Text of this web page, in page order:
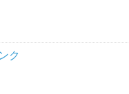
ク